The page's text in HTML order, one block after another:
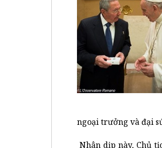
ngoại trưởng và đại
Nhân dịp này, Chủ